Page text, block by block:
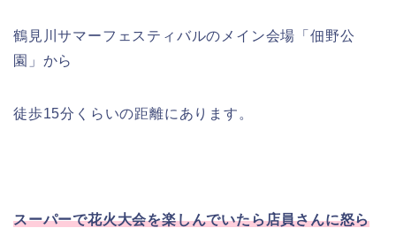
鶴見川サマーフェスティバルのメイン会場「佃野公
園」から
徒歩15分くらいの距離にあります。
スーパーで花火大会を楽しんでいたら店員さんに怒ら